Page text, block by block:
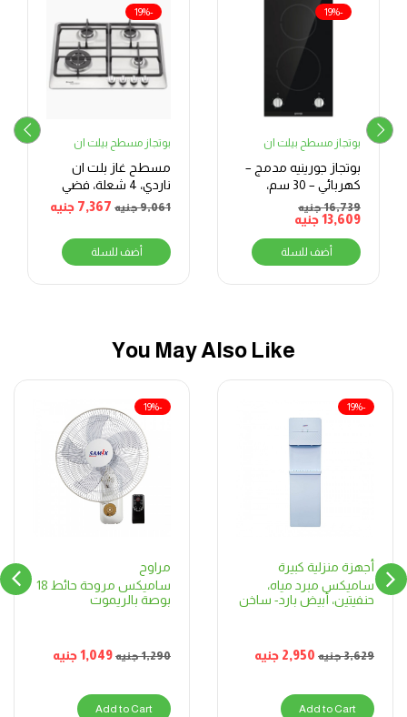
-19%
بوتجاز مسطح بيلت ان
بوتجاز جورينيه مدمج –
كهربائي – 30 سم،
أسود
16,739جنيه
13,609جنيه
أضف للسلة
-19%
بوتجاز مسطح بيلت ان
مسطح غاز بلت ان
ناردي، 4 شعلة، فضي
9,061جنيه 7,367 جنيه
أضف للسلة
You May Also Like
أجهزة منزلية كبيرة
ساميكس مبرد مياه،
حنفيتين، أبيض بارد- ساخن
3,629جنيه 2,950 جنيه
-19%
Add to Cart
مراوح
ساميكس مروحة حائط 18
بوصة بالريموت
1,290جنيه 1,049جنيه
-19%
Add to Cart